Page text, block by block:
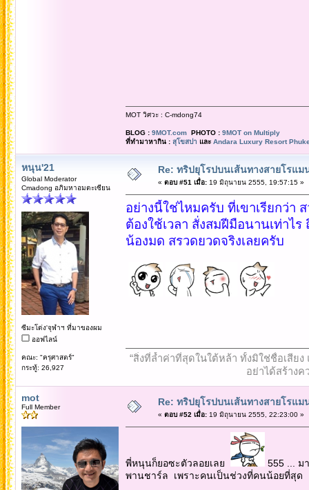
MOT วิศวะ : C-mdong74
BLOG : 9MOT.comPHOTO : 9MOT on Multiply
ที่ทำมาหากิน : สุโขสปา และ Andara Luxury Resort
หนุน'21
Global Moderator
Cmadong อภิมหาอมตะเซียน
ซีมะโด่ง'จุฬาฯ ที่มาของผม
ออฟไลน์
คณะ: "ครุศาสตร์"
กระทู้: 26,927
Re: ทริปยุโรปบนเส้นทางสายโรแม
« ตอบ #51 เมื่อ:19 มิถุนายน 2555, 19:57:15 »
อย่างนี้ใช่ไหมครับ ที่เขาเรียกว่า
ต้องใช้เวลา สั่งสมฝีมือนานเท่าไ
น้องมด สรวดยวดจริงเลยครับ
“สิ่งที่ล้ำค่าที่สุดในใต้หล้า ทั้งมิใช่ชื่อเสีย
อย่าได้สร้างค
mot
Full Member Re: ทริปยุโรปบนเส้นทางสายโรแม
« ตอบ #52 เมื่อ:19 มิถุนายน 2555, 22:23:00 »
พี่หนุนก็ยอซะตัวลอยเลย
555 ... ม
พานชาร์ล เพราะคนเป็นช่วงที่คนน้อยที่สุด